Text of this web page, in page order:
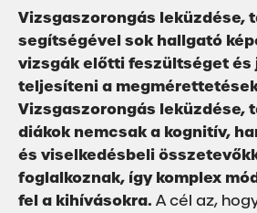
Vizsgaszorongás leküzdése,
segítségével sok hallgató
vizsgák előtti feszültséget és
teljesíteni a
Vizsgaszorongás leküzdése,
diákok nemcsak a kognitív,
és viselkedésbeli
foglalkoznak, így komplex
fel a kihívásokra. A cél az,